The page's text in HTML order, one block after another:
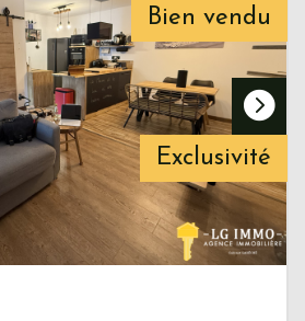
Bien vendu
Exclusivité